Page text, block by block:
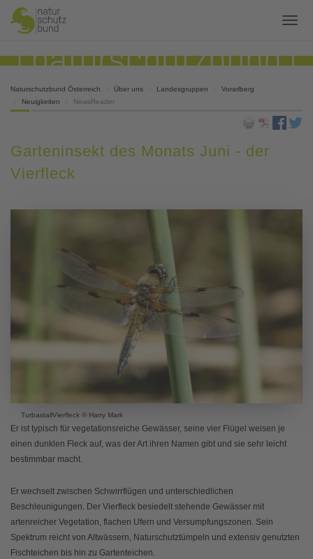
Naturschutzbund Österreich Über uns Landesgruppen
Vorarlberg
Neuigkeiten
NewsReader
Garteninsekt des Monats Juni - der
Vierfleck
TurbastallVierfleck © Harry Mark
Er ist typisch für vegetationsreiche Gewässer, seine vier Flügel weisen je
einen dunklen Fleck auf, was der Art ihren Namen gibt und sie sehr leicht
bestimmbar macht.
Er wechselt zwischen Schwirrflügen und unterschiedlichen
Beschleunigungen. Der Vierfleck besiedelt stehende Gewässer mit
artenreicher Vegetation, flachen Ufern und Versumpfungszonen. Sein
Spektrum reicht von Altwässern, Naturschutztümpeln und extensiv genutzten
Fischteichen bis hin zu Gartenteichen.